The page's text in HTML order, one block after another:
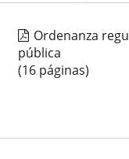
Ordenanza
pública
(16 páginas)